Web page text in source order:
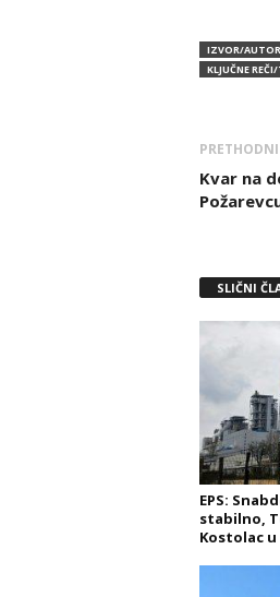
IZVOR/AUTOR
KLJUČNE
Kvar na
SLIČNI
EPS:
stabilno,
Kostolac